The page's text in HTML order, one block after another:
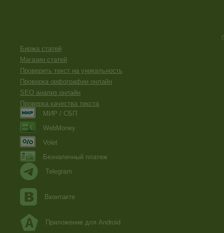
Биржа статей
Магазин статей
Проверить текст на уникальность
Проверка орфографии онлайн
SEO анализ онлайн
Проверка качества текста
МИР / СБП
WebMoney
Volet
Безналичный платеж
Telegram
Вконтакте
Приложение для Android